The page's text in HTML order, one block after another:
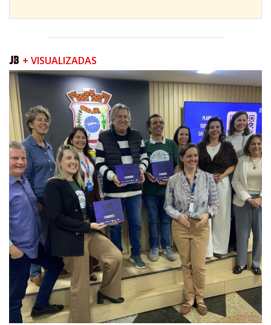
08/08/2026 | 07:00
Teatro Bruno Nitz terá concerto “Rock ao Piano” neste sábado
BALNEÁRIO CAMBORIÚ
+ VISUALIZADAS